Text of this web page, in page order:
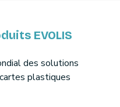
EVOLIS
des solutions
plastiques